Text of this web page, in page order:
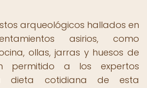
arqueológicos hallados en
asirios, como
ollas, jarras y huesos de
permitido a los expertos
dieta cotidiana de esta